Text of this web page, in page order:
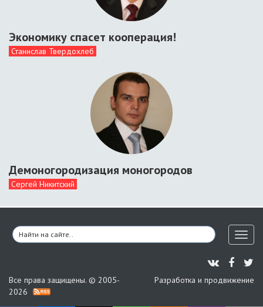
Экономику спасет кооперация!
Станислав Твердохлеб
Демоногородизация моногородов
Сергей Никитский
Все права защищены. © 2005-
2026
Разработка и продвижение